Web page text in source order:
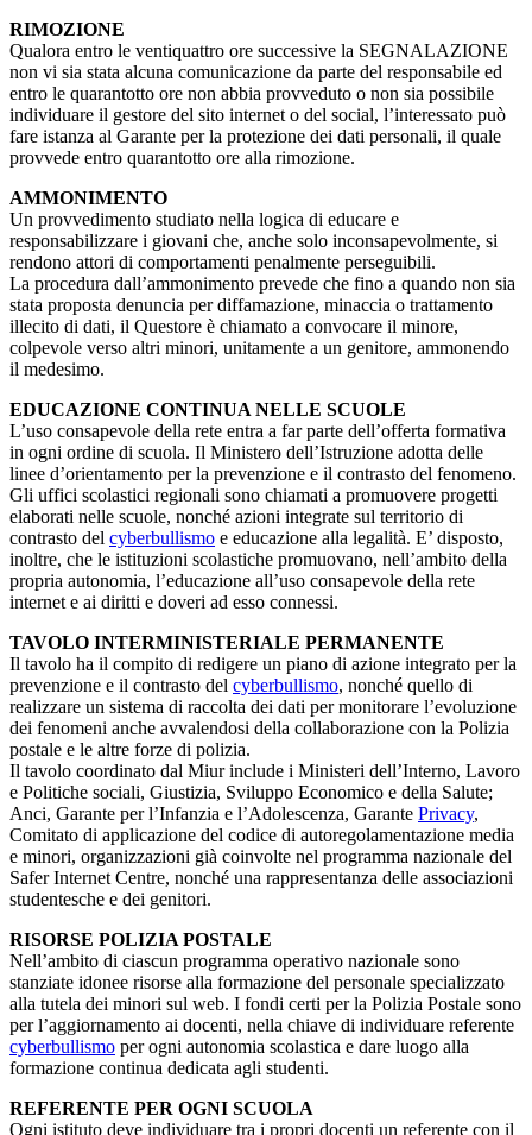
RIMOZIONE
Qualora entro le ventiquattro ore successive la SEGNALAZIONE
non vi sia stata alcuna comunicazione da parte del responsabile ed
entro le quarantotto ore non abbia provveduto o non sia possibile
individuare il gestore del sito internet o del social, l’interessato può
fare istanza al Garante per la protezione dei dati personali, il quale
provvede entro quarantotto ore alla rimozione.
AMMONIMENTO
Un provvedimento studiato nella logica di educare e
responsabilizzare i giovani che, anche solo inconsapevolmente, si
rendono attori di comportamenti penalmente perseguibili.
La procedura dall’ammonimento prevede che fino a quando non sia
stata proposta denuncia per diffamazione, minaccia o trattamento
illecito di dati, il Questore è chiamato a convocare il minore,
colpevole verso altri minori, unitamente a un genitore, ammonendo
il medesimo.
EDUCAZIONE CONTINUA NELLE SCUOLE
L’uso consapevole della rete entra a far parte dell’offerta formativa
in ogni ordine di scuola. Il Ministero dell’Istruzione adotta delle
linee d’orientamento per la prevenzione e il contrasto del fenomeno.
Gli uffici scolastici regionali sono chiamati a promuovere progetti
elaborati nelle scuole, nonché azioni integrate sul territorio di
contrasto del cyberbullismo e educazione alla legalità. E’ disposto,
inoltre, che le istituzioni scolastiche promuovano, nell’ambito della
propria autonomia, l’educazione all’uso consapevole della rete
internet e ai diritti e doveri ad esso connessi.
TAVOLO INTERMINISTERIALE PERMANENTE
Il tavolo ha il compito di redigere un piano di azione integrato per la
prevenzione e il contrasto del cyberbullismo, nonché quello di
realizzare un sistema di raccolta dei dati per monitorare l’evoluzione
dei fenomeni anche avvalendosi della collaborazione con la Polizia
postale e le altre forze di polizia.
Il tavolo coordinato dal Miur include i Ministeri dell’Interno, Lavoro
e Politiche sociali, Giustizia, Sviluppo Economico e della Salute;
Anci, Garante per l’Infanzia e l’Adolescenza, Garante Privacy,
Comitato di applicazione del codice di autoregolamentazione media
e minori, organizzazioni già coinvolte nel programma nazionale del
Safer Internet Centre, nonché una rappresentanza delle associazioni
studentesche e dei genitori.
RISORSE POLIZIA POSTALE
Nell’ambito di ciascun programma operativo nazionale sono
stanziate idonee risorse alla formazione del personale specializzato
alla tutela dei minori sul web. I fondi certi per la Polizia Postale sono
per l’aggiornamento ai docenti, nella chiave di individuare referente
cyberbullismo per ogni autonomia scolastica e dare luogo alla
formazione continua dedicata agli studenti.
REFERENTE PER OGNI SCUOLA
Ogni istituto deve individuare tra i propri docenti un referente con il